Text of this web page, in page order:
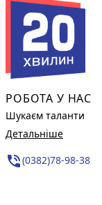
РОБОТА У НАС
Шукаєм таланти
Детальніше
phone_in_talk(0382)78-98-38